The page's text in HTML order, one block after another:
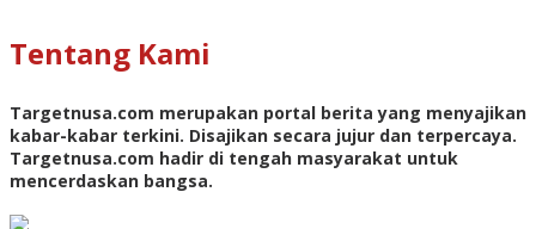
Tentang Kami
Targetnusa.com merupakan portal berita yang menyajikan
kabar-kabar terkini. Disajikan secara jujur dan terpercaya.
Targetnusa.com hadir di tengah masyarakat untuk
mencerdaskan bangsa.